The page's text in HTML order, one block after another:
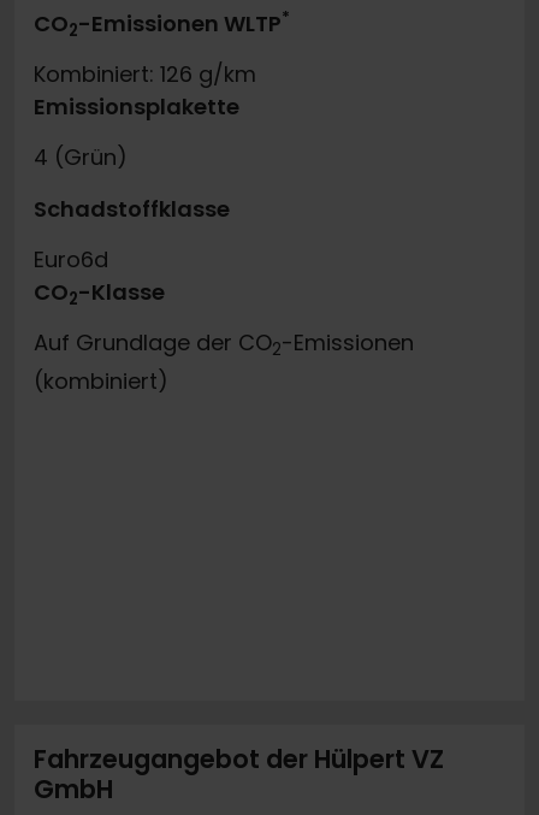
CO2-Emissionen WLTP*
Kombiniert: 126 g/km
Emissionsplakette
4 (Grün)
Schadstoffklasse
Euro6d
CO2-Klasse
Auf Grundlage der CO2-Emissionen
(kombiniert)
Fahrzeugangebot der Hülpert VZ
GmbH